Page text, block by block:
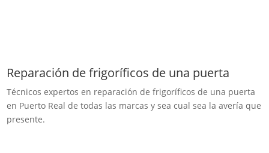
Reparación de frigoríficos de una puerta
Técnicos expertos en reparación de frigoríficos de una puerta
en Puerto Real de todas las marcas y sea cual sea la avería que
presente.